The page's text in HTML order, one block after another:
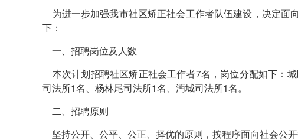
为进一步加强我市社区矫正社会工作者队伍建设，决定面
下：
一、招聘岗位及人数
本次计划招聘社区矫正社会工作者7名，岗位分配如下：
司法所1名、杨林尾司法所1名、沔城司法所1名。
二、招聘原则
坚持公开、公平、公正、择优的原则，按程序面向社会公开